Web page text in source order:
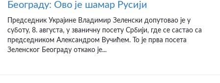
Београду: Ово је шамар Русији
Председник Украјине Владимир Зеленски допутовао је у
суботу, 8. августа, у званичну посету Србији, где се састао са
председником Александром Вучићем. То је прва посета
Зеленског Београду откако је...